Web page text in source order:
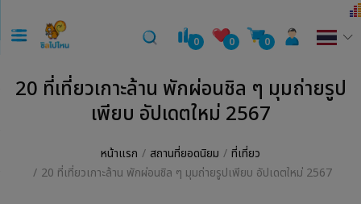
0 0 0
20 ที่เที่ยวเกาะล้าน พักผ่อนชิล ๆ มุมถ่ายรูป
เพียบ อัปเดตใหม่ 2567
หน้าแรก สถานที่ยอดนิยม
ที่เที่ยว
20 ที่เที่ยวเกาะล้าน พักผ่อนชิล ๆ มุมถ่ายรูปเพียบ อัปเดตใหม่ 2567